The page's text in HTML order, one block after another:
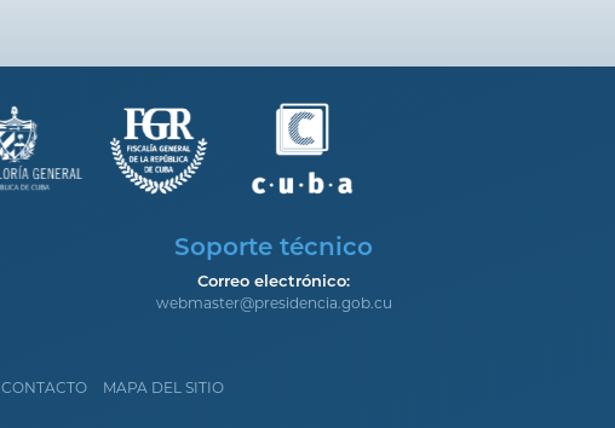
Soporte técnico
Correo electrónico:
webmaster@presidencia.gob.cu
CONTACTO MAPA DEL SITIO